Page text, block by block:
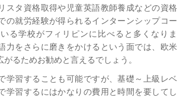
スタ資格取得や児童英語教師養成などの資格
の就労経験が得られるインターンシップコー
る学校がフィリピンに比べると多くなりま
力をさらに磨きをかけるという面では、欧米
るためお勧めと言えるでしょう。
学習することも可能ですが、基礎～上級レベ
学習するにはかなりの費用と時間を要してし